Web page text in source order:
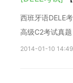
西班牙语DELE
高级C2考试真题
2014-01-10 14:49